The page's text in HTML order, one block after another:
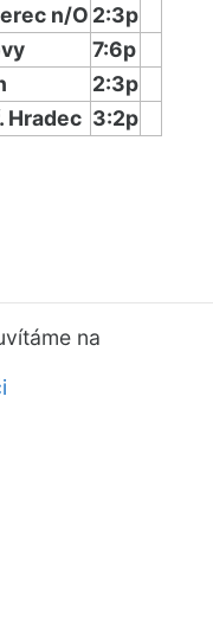
n/O 2:3p
7:6p
2:3p
Hradec 3:2p
na